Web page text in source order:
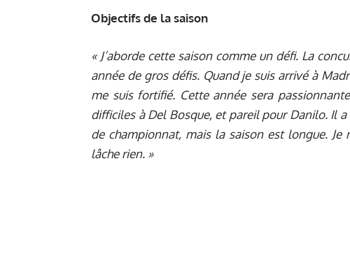
Objectifs de la saison
« J’aborde cette saison comme un défi. La
année de gros défis. Quand je suis arrivé à
me suis fortifié. Cette année sera
difficiles à Del Bosque, et pareil pour Danilo. Il
de championnat, mais la saison est longue. Je
lâche rien. »